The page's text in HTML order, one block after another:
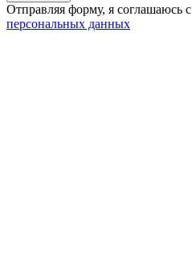
Отправляя форму, я соглашаюсь с
персональных данных